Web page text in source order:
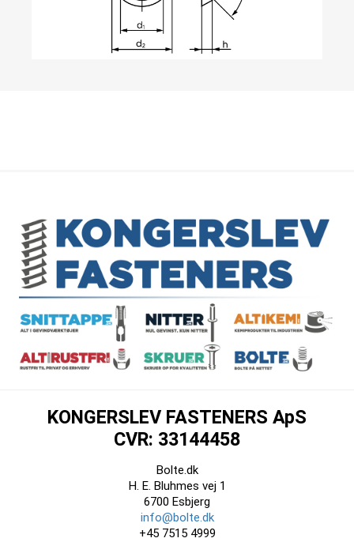
KONGERSLEV FASTENERS ApS
CVR: 33144458
Bolte.dk
H. E. Bluhmes vej 1
6700 Esbjerg
info@bolte.dk
+45 7515 4999